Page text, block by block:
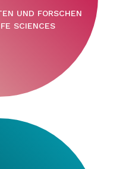
UND FORSCHEN
SCIENCES